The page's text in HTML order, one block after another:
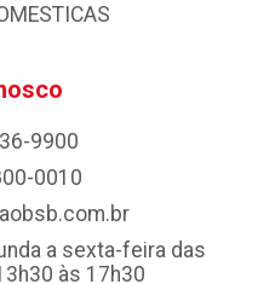
9900
0010
a sexta-feira das
às 17h30